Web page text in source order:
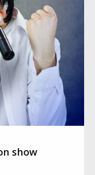
show